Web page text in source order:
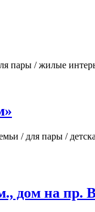
пары / жилые
/ для пары /
дом на пр.